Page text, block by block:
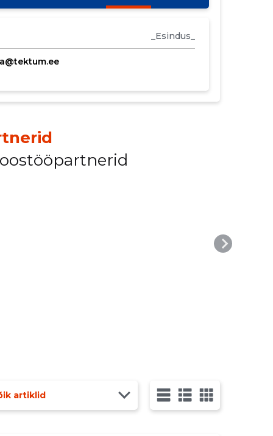
_Esindus_
artiklid